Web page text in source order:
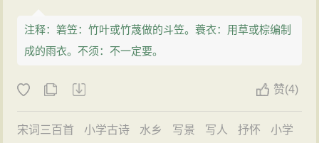
注释：箬笠：竹叶或竹蔑做的斗笠。蓑衣：用草或棕编制
成的雨衣。不须：不一定要。
赞(4)
宋词三百首 小学古诗 水乡 写景 写人 抒怀
小学